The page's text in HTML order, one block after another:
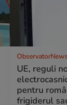
UE, reguli
pentru
frigiderul